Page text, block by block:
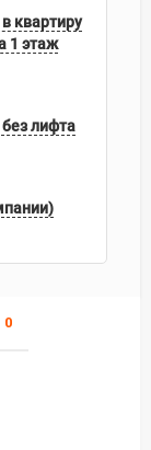
0
квартиру
1 этаж
лифта